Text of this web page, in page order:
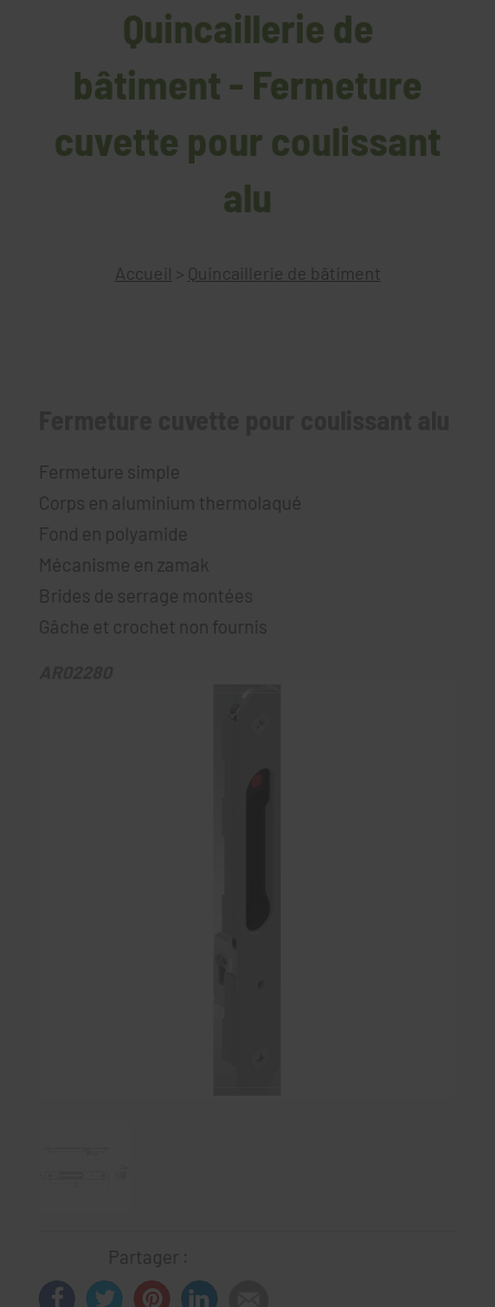
Quincaillerie de
bâtiment - Fermeture
cuvette pour coulissant
alu
Accueil > Quincaillerie de bâtiment
Fermeture simple
Corps en aluminium thermolaqué
Fond en polyamide
Mécanisme en zamak
Brides de serrage montées
Gâche et crochet non fournis
Partager :